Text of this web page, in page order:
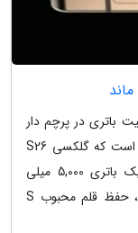
باتری در پرچم دار
بعدی سامسونگ بودند، گزارش ها حاکی از آن است که گلکسی S26
اولترا نیز همچون نسل های پیشین خود با یک باتری 5,000 میلی
آمپرساعتی عرضه خواهد شد. علت این تصمیم، حفظ قلم محبوب S